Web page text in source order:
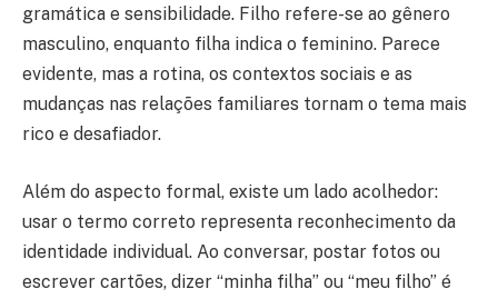
gramática e sensibilidade. Filho refere-se ao gênero
masculino, enquanto filha indica o feminino. Parece
evidente, mas a rotina, os contextos sociais e as
mudanças nas relações familiares tornam o tema mais
rico e desafiador.
Além do aspecto formal, existe um lado acolhedor:
usar o termo correto representa reconhecimento da
identidade individual. Ao conversar, postar fotos ou
escrever cartões, dizer “minha filha” ou “meu filho” é